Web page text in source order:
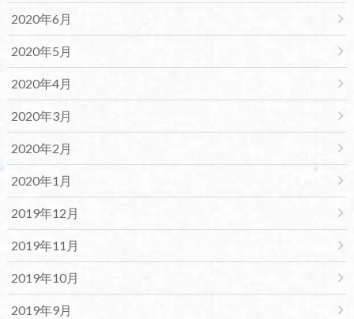
2020年6月
2020年5月
2020年4月
2020年3月
2020年2月
2020年1月
2019年12月
2019年11月
2019年10月
2019年9月